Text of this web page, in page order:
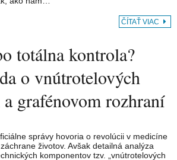
ČÍTAŤ VIAC
totálna kontrola?
o vnútrotelových
a grafénovom rozhraní
správy hovoria o revolúcii v medicíne
životov. Avšak detailná analýza
komponentov tzv. „vnútrotelových